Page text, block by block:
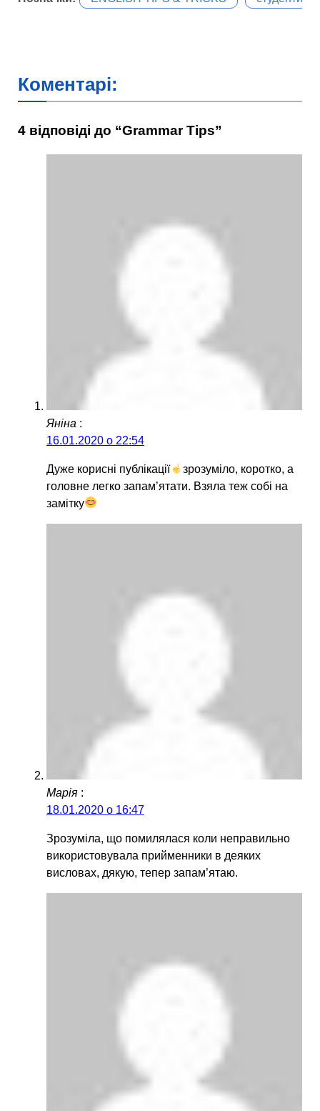
Коментарі:
4 відповіді до “Grammar Tips”
Яніна :
16.01.2020 о 22:54
Дуже корисні публікації
зрозуміло, коротко, а
головне легко запам’ятати. Взяла теж собі на
замітку
Марія :
18.01.2020 о 16:47
Зрозуміла, що помилялася коли неправильно
використовувала прийменники в деяких
висловах, дякую, тепер запам’ятаю.